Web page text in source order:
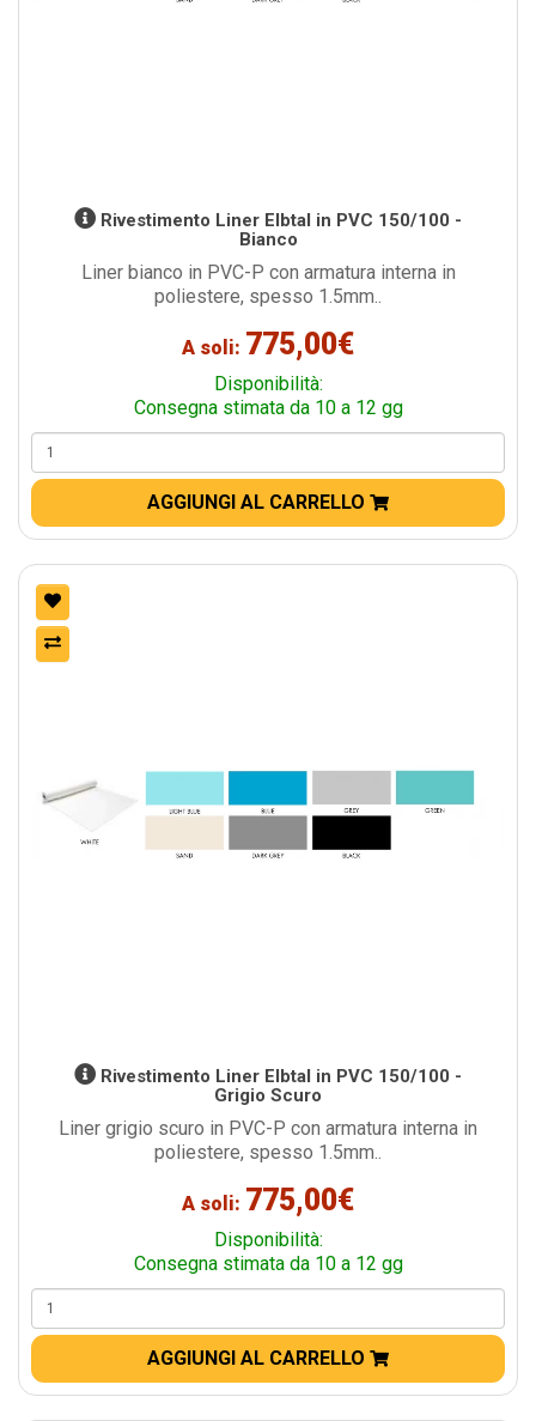
Rivestimento Liner Elbtal in PVC 150/100 -
Bianco
Liner bianco in PVC-P con armatura interna in
poliestere, spesso 1.5mm..
A soli: 775,00€
Disponibilità:
Consegna stimata da 10 a 12 gg
AGGIUNGI AL CARRELLO
Rivestimento Liner Elbtal in PVC 150/100 -
Grigio Scuro
Liner grigio scuro in PVC-P con armatura interna in
poliestere, spesso 1.5mm..
A soli: 775,00€
Disponibilità:
Consegna stimata da 10 a 12 gg
AGGIUNGI AL CARRELLO